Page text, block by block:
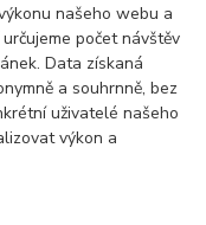
našeho webu a
počet návštěv
Data získaná
a souhrnně, bez
uživatelé našeho
výkon a